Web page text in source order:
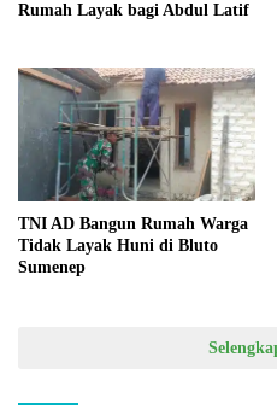
Rumah Layak bagi Abdul Latif
TNI AD Bangun Rumah Warga
Tidak Layak Huni di Bluto
Sumenep